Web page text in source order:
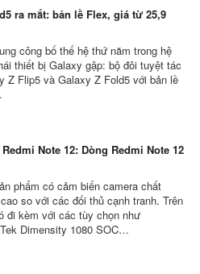
ra mắt: bản lề Flex, giá từ 25,9
công bố thế hệ thứ năm trong hệ
thiết bị Galaxy gập: bộ đôi tuyệt tác
Z Flip5 và Galaxy Z Fold5 với bản lề
Note 12: Dòng Redmi Note 12
phẩm có cảm biến camera chất
so với các đối thủ cạnh tranh. Trên
đi kèm với các tùy chọn như
Dimensity 1080 SOC…